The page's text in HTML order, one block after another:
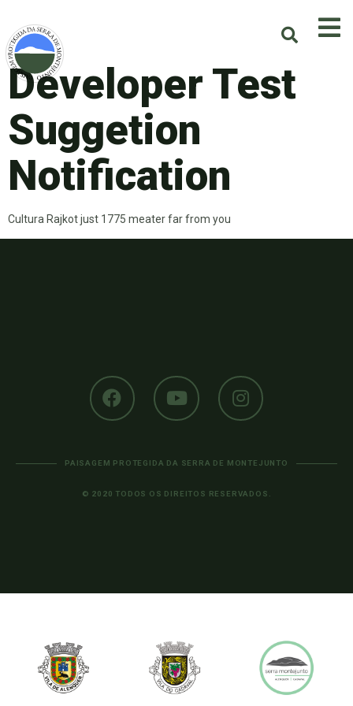
Developer Test
Suggetion
Notification
Cultura Rajkot just 1775 meater far from you
PAISAGEM PROTEGIDA DA SERRA DE MONTEJUNTO
© 2020 TODOS OS DIREITOS RESERVADOS.